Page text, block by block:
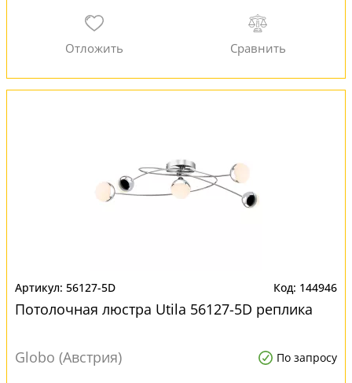
56127-5D 144946
Потолочная люстра Utila 56127-5D реплика
Globo (Австрия) По запросу